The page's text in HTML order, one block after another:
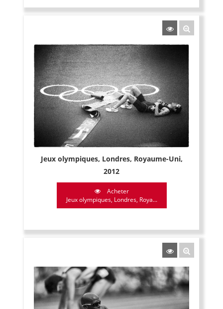
Jeux olympiques, Londres, Royaume-Uni,
2012
Acheter
Jeux olympiques, Londres, Roya...